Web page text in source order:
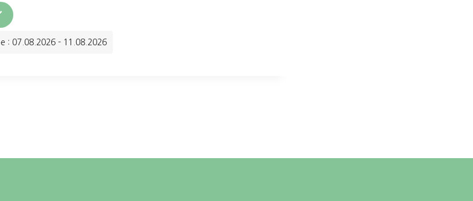
choisies
: 07.08.2026 - 11.08.2026